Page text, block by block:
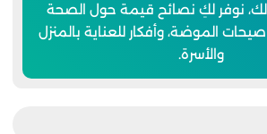
نوفر لكِ نصائح قيمة حول الصحة
الموضة، وأفكار للعناية بالمنزل
والأسرة.